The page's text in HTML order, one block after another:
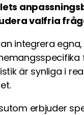
valfria
integrera
är synliga i
erbjuder